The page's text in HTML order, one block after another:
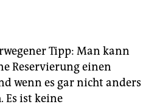
Tipp: Man kann
Reservierung einen
wenn es gar nicht anders
Es ist keine